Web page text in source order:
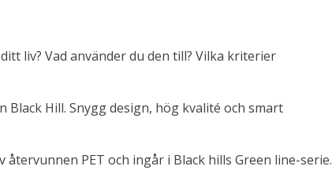
liv? Vad använder du den till? Vilka kriterier
Black Hill. Snygg design, hög kvalité och smart
återvunnen PET och ingår i Black hills Green line-serie.